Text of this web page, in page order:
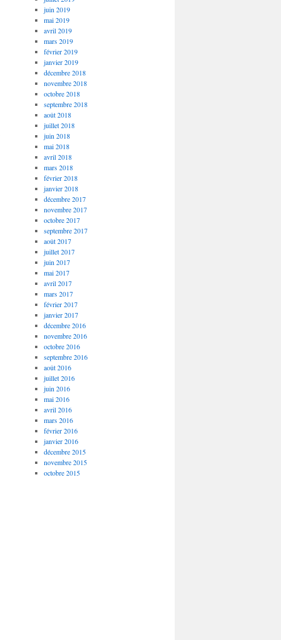
juin 2019
mai 2019
avril 2019
mars 2019
février 2019
janvier 2019
décembre 2018
novembre 2018
octobre 2018
septembre 2018
août 2018
juillet 2018
juin 2018
mai 2018
avril 2018
mars 2018
février 2018
janvier 2018
décembre 2017
novembre 2017
octobre 2017
septembre 2017
août 2017
juillet 2017
juin 2017
mai 2017
avril 2017
mars 2017
février 2017
janvier 2017
décembre 2016
novembre 2016
octobre 2016
septembre 2016
août 2016
juillet 2016
juin 2016
mai 2016
avril 2016
mars 2016
février 2016
janvier 2016
décembre 2015
novembre 2015
octobre 2015